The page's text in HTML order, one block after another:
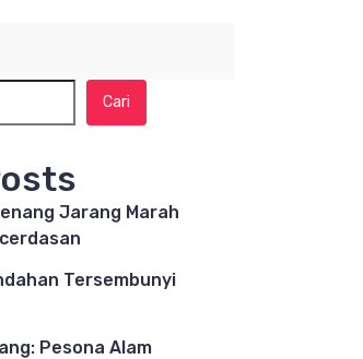
Cari
Jarang Marah
Tersembunyi
Pesona Alam